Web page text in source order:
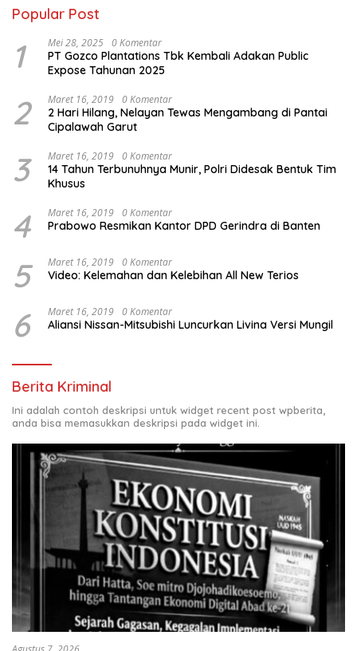
Popular Post
1 Mei 28, 2025 0 Komentar
PT Gozco Plantations Tbk Kembali Adakan Public
Expose Tahunan 2025
2 Maret 16, 2019 0 Komentar
2 Hari Hilang, Nelayan Tewas Mengambang di Pantai
Cipalawah Garut
3 Maret 16, 2019 0 Komentar
14 Tahun Terbunuhnya Munir, Polri Didesak Bentuk Tim
Khusus
4 Maret 16, 2019 0 Komentar
Prabowo Resmikan Kantor DPD Gerindra di Banten
5 Maret 16, 2019 0 Komentar
Video: Kelemahan dan Kelebihan All New Terios
6 Maret 16, 2019 0 Komentar
Aliansi Nissan-Mitsubishi Luncurkan Livina Versi Mungil
Berita Kriminal
Ini adalah contoh deskripsi untuk widget recent post wpberita,
anda bisa memasukkan deskripsi pada widget ini.